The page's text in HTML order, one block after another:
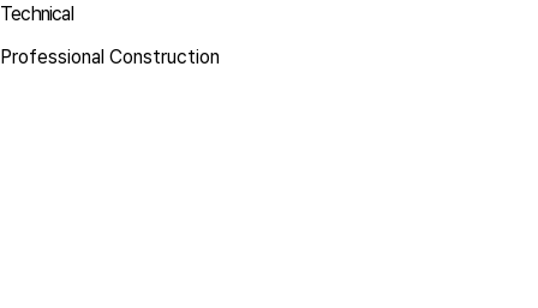
Technical
Professional Construction